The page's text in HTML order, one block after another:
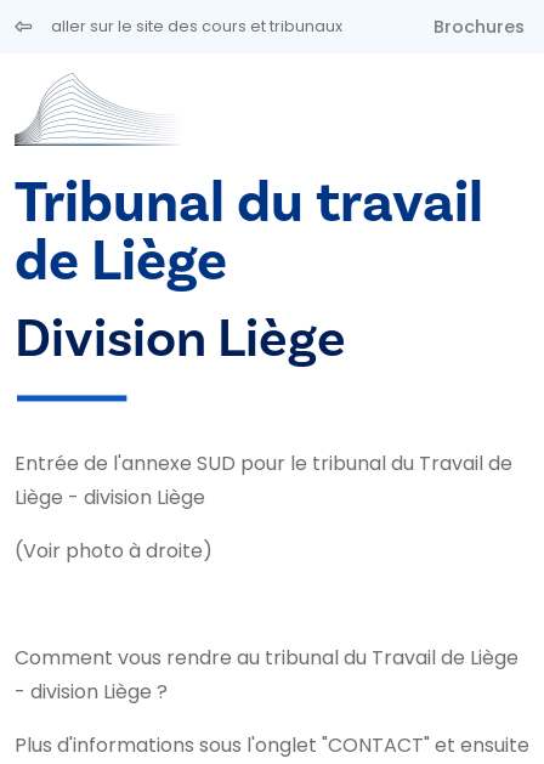
Aller au contenu principal
aller sur le site des cours et tribunaux Brochures
Tribunal du travail
de Liège
Division Liège
Entrée de l'annexe SUD pour le tribunal du Travail de
Liège - division Liège
(Voir photo à droite)
Comment vous rendre au tribunal du Travail de Liège
- division Liège ?
Plus d'informations sous l'onglet "CONTACT" et ensuite